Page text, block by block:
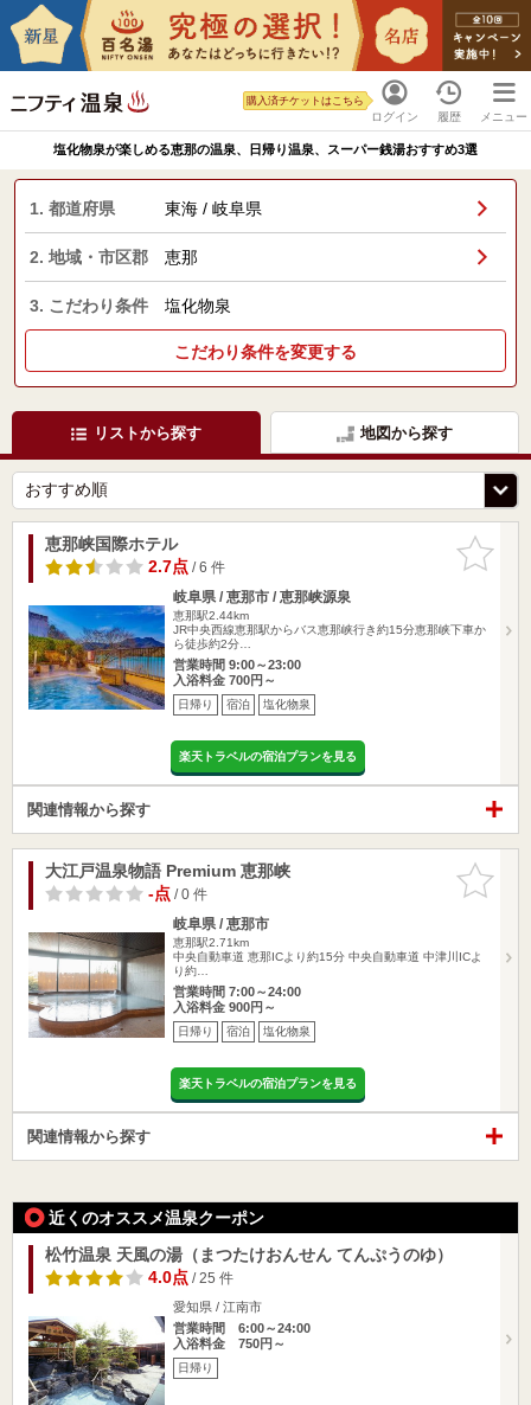
ログイン
購入済チケットはこちら
履歴 メニュー
塩化物泉が楽しめる恵那の温泉、日帰り温泉、スーパー銭湯おすすめ3選
1. 都道府県 東海 / 岐阜県
2. 地域・市区郡 恵那
3. こだわり条件 塩化物泉
こだわり条件を変更する
リストから探す 地図から探す
お気に入
りに追加
恵那峡国際ホテル
2.7点/ 6 件
岐阜県 / 恵那市 / 恵那峡源泉
恵那駅2.44km
JR中央西線恵那駅からバス恵那峡行き約15分恵那峡下車か
ら徒歩約2分…
営業時間 9:00～23:00
入浴料金 700円～
日帰り 宿泊 塩化物泉
楽天トラベルの宿泊プランを見る
関連情報から探す
お気に入
りに追加
大江戸温泉物語 Premium 恵那峡
-点/ 0 件
岐阜県 / 恵那市
恵那駅2.71km
中央自動車道 恵那ICより約15分 中央自動車道 中津川ICよ
り約…
営業時間 7:00～24:00
入浴料金 900円～
日帰り 宿泊 塩化物泉
楽天トラベルの宿泊プランを見る
関連情報から探す
近くのオススメ温泉クーポン
松竹温泉 天風の湯（まつたけおんせん てんぷうのゆ）
4.0点/ 25 件
愛知県 / 江南市
営業時間 6:00～24:00
入浴料金 750円～
日帰り